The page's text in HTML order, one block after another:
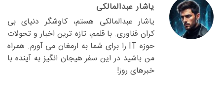
یاشار عبدالمالکی
یاشار عبدالمالکی هستم، کاوشگر دنیای بی
کران فناوری. با قلمم، تازه ترین اخبار و تحولات
حوزه IT را برای شما به ارمغان می آورم. همراه
من باشید در این سفر هیجان انگیز به آینده با
خبرهای روز!